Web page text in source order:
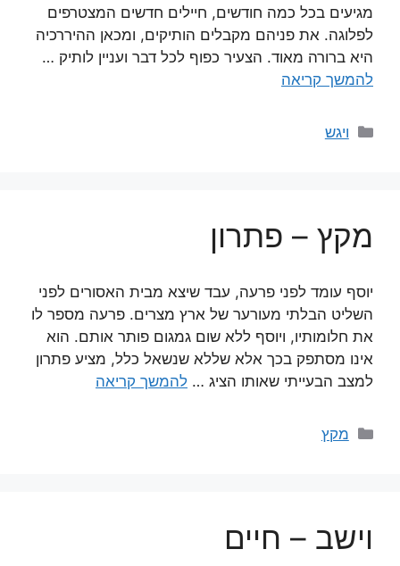
מגיעים בכל כמה חודשים, חיילים חדשים המצטרפים
לפלוגה. את פניהם מקבלים הותיקים, ומכאן ההיררכיה
היא ברורה מאוד. הצעיר כפוף לכל דבר ועניין לותיק …
להמשך קריאה
קטגוריות
ויגש
מקץ – פתרון
יוסף עומד לפני פרעה, עבד שיצא מבית האסורים לפני
השליט הבלתי מעורער של ארץ מצרים. פרעה מספר לו
את חלומותיו, ויוסף ללא שום גמגום פותר אותם. הוא
אינו מסתפק בכך אלא שללא שנשאל כלל, מציע פתרון
למצב הבעייתי שאותו הציג … להמשך קריאה
קטגוריות
מקץ
וישב – חיים